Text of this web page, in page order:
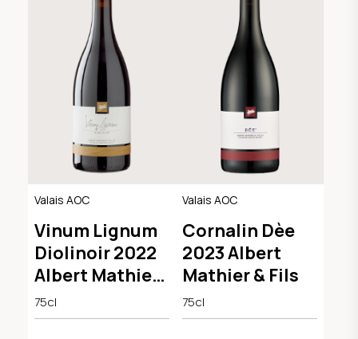
Valais AOC
Vinum Lignum
Diolinoir 2022
Albert Mathier
& Fils
75cl
Valais AOC
Cornalin Dèe
2023 Albert
Mathier & Fils
75cl